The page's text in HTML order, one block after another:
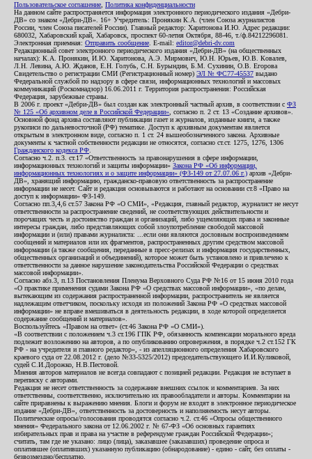
Пользовательское соглашение Политика конфиденциальности
На данном сайте распространяется информация электронного периодического издания «Дебри-
ДВ» со знаком «Дебри-ДВ». 16+ Учредитель: Пронякин К.А. (член Союза журналистов
России, член Союза писателей России). Главный редактор: Харитонова И.Ю. Адрес редакции:
680032, Хабаровский край, Хабаровск, проспект 60-летия Октября, 88-46, т./ф.84212296081.
Электронная приемная: Отправить сообщение . E-mail: editor@debri-dv.com
Редакционный совет электронного периодического издания «Дебри-ДВ» (на общественных
началах): К.А. Пронякин, И.Ю. Харитонова, А.Э. Мирмович, Ю.Н. Юрьев, Ю.В. Ковалев,
Л.Н. Левина, А.Ю. Жданов, Е.Н. Голубь, С.Н. Бурындин, Б.М. Сухинин, О.В. Егорова
Свидетельство о регистрации СМИ (Регистрационный номер) ЭЛ № ФС77-45537 выдано
Федеральной службой по надзору в сфере связи, информационных технологий и массовых
коммуникаций (Роскомнадзор) 16.06.2011 г. Территория распространения: Российская
Федерация, зарубежные страны.
В 2006 г. проект «Дебри-ДВ» был создан как электронный частный архив, в соответствии с ФЗ
№ 125 «Об архивном деле в Российской Федерации» , согласно п. 2 ст. 13 «Создание архивов».
Основной фонд архива составляют публикации газет и журналов, изданные книги, а также
рукописи по дальневосточной (РФ) тематике. Доступ к архивным документам является
открытым в электронном виде, согласно п. 1 ст. 24 вышеобозначенного закона. Архивные
документы к частной собственности редакции не относятся, согласно ст.ст. 1275, 1276, 1306
Гражданского кодекса РФ
Согласно ч.2. п.3. ст.17 «Ответственность за правонарушения в сфере информации,
информационных технологий и защиты информации» Закона РФ «Об информации,
информационных технологиях и о защите информации» (ФЗ-149 от 27.07.06 г.) архив «Дебри-
ДВ», хранящий информацию, гражданско-правовую ответственность за распространение
информации не несет. Сайт и редакция основываются и работают на основании ст.8 «Право на
доступ к информации» ФЗ-149.
Согласно пп.3,4,6 ст.57 Закона РФ «О СМИ», «Редакция, главный редактор, журналист не несут
ответственности за распространение сведений, не соответствующих действительности и
порочащих честь и достоинство граждан и организаций, либо ущемляющих права и законные
интересы граждан, либо представляющих собой злоупотребление свободой массовой
информации и (или) правами журналиста: ...если они являются дословным воспроизведением
сообщений и материалов или их фрагментов, распространенных другим средством массовой
информации (а также сообщения, переданные в пресс-релизах и информация государственных,
общественных организаций и объединений), которое может быть установлено и привлечено к
ответственности за данное нарушение законодательства Российской Федерации о средствах
массовой информации».
Согласно абз.3, п.13 Постановления Пленума Верховного Суда РФ №16 от 15 июня 2010 года
«О практике применения судами Закона РФ «О средствах массовой информации», «по делам,
вытекающим из содержания распространенной информации, распространитель не является
надлежащим ответчиком, поскольку исходя из положений Закона РФ «О средствах массовой
информации» не вправе вмешиваться в деятельность редакции, в ходе которой определяется
содержание сообщений и материалов».
Воспользуйтесь «Правом на ответ» (ст.46 Закона РФ «О СМИ»).
«В соответствии с положением ч.3 ст.196 ГПК РФ, обязанность компенсации морального вреда
подлежит возложению на авторов, а по опубликованию опровержения, в порядке ч.2 ст.152 ГК
РФ - на учредителя и главного редактор», - из апелляционного определения Хабаровского
краевого суда от 22.08.2012 г. (дело №33-5325/2012) председательствующего И.И.Куликовой,
судей С.И.Дорожко, Н.В.Пестовой.
Мнения авторов материалов не всегда совпадают с позицией редакции. Редакция не вступает в
переписку с авторами.
Редакция не несет ответственность за содержание внешних ссылок и комментариев. За них
ответственны, соответственно, исключительно их правообладатели и авторы. Комментарии на
сайте приравнены к выражению мнения. Блоги и форум не входят в электронное периодическое
издание «Дебри-ДВ», ответственность за достоверность и наполняемость несут авторы.
Политические опросы/голосования проводятся согласно ч.2. ст.46 «Опросы общественного
мнения» Федерального закона от 12.06.2002 г. № 67-ФЗ «Об основных гарантиях
избирательных прав и права на участие в референдуме граждан Российской Федерации»;
считать, там где не указано: лицо (лица), заказавшее (заказавших) проведение опроса и
оплатившее (оплативших) указанную публикацию (обнародование) - едино - сайт, без оплаты -
безвозмездно/бесплатно.